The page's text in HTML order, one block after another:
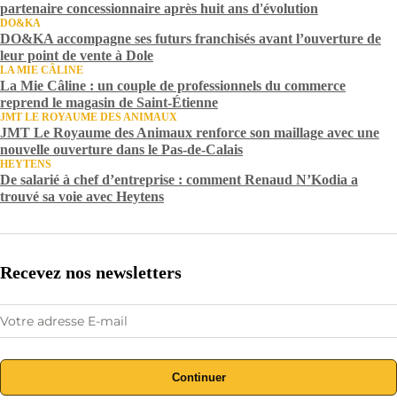
partenaire concessionnaire après huit ans d'évolution
DO&KA
DO&KA accompagne ses futurs franchisés avant l’ouverture de
leur point de vente à Dole
LA MIE CÂLINE
La Mie Câline : un couple de professionnels du commerce
reprend le magasin de Saint-Étienne
JMT LE ROYAUME DES ANIMAUX
JMT Le Royaume des Animaux renforce son maillage avec une
nouvelle ouverture dans le Pas-de-Calais
HEYTENS
De salarié à chef d’entreprise : comment Renaud N’Kodia a
trouvé sa voie avec Heytens
Recevez nos newsletters
Continuer